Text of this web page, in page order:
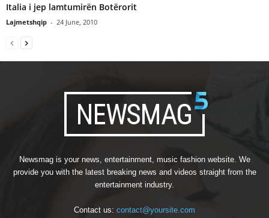
Italia i jep lamtumirën Botërorit
Lajmetshqip - 24 June, 2010
Newsmag is your news, entertainment, music fashion website. We
provide you with the latest breaking news and videos straight from the
entertainment industry.
Contact us: contact@yoursite.com